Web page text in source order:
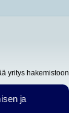
yritys hakemistoon
ja